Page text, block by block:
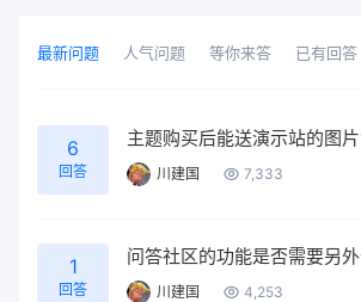
最新问题 人气问题 等你来答 已有回答
6
回答
主题购买后能送演示站的图片
川建国 7,333
1
回答
问答社区的功能是否需要另外
川建国 4,253